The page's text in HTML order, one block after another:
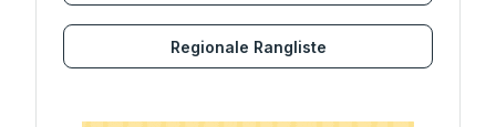
Regionale Rangliste